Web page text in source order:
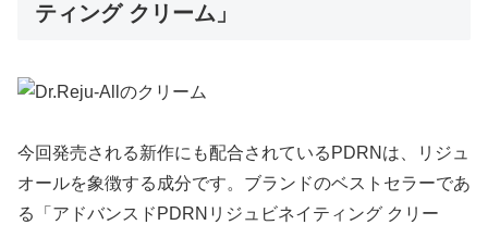
ティング クリーム」
今回発売される新作にも配合されているPDRNは、リジュ
オールを象徴する成分です。ブランドのベストセラーであ
る「アドバンスドPDRNリジュビネイティング クリー